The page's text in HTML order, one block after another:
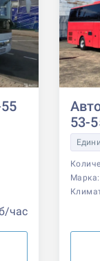
/час
53-
Марка: